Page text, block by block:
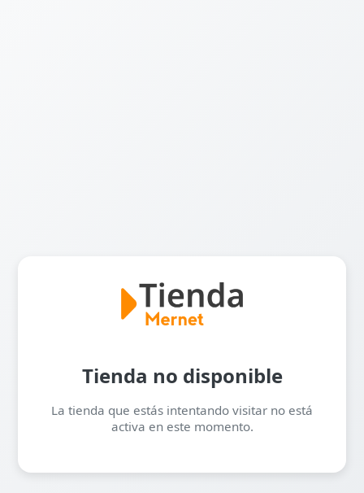
Tienda no disponible
La tienda que estás intentando visitar no está
activa en este momento.